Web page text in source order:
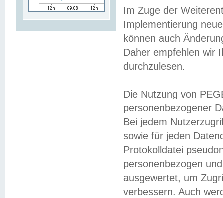
Im Zuge der
Implementierung
können auch
Daher empfehlen wir
durchzulesen.
Die Nutzung von
personenbezogener
Bei jedem
sowie für jeden
Protokolldatei
personenbezogen
ausgewertet, um
verbessern. Auch